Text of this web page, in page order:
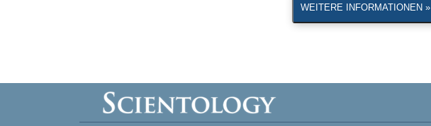
WEITERE INFORMATIONEN »